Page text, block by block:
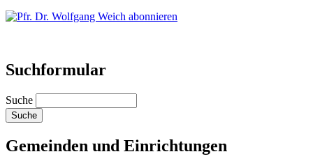
Suchformular
Suche
Gemeinden und Einrichtungen